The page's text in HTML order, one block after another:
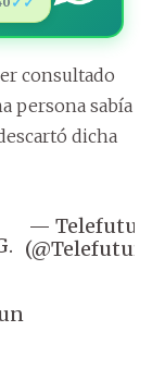
consultado
persona sabía
dicha
— Telefuturo
(@Telefuturo)